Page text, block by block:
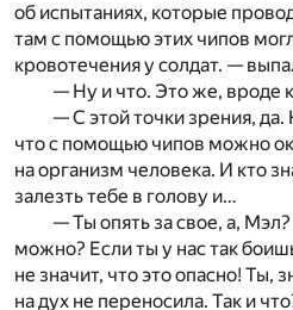
об испытаниях, которые
там с помощью этих чипов
кровотечения у солдат. —
— Ну и что. Это же, вроде
— С этой точки зрения, да.
что с помощью чипов можно
на организм человека. И кто
залезть тебе в голову и…
— Ты опять за свое, а,
можно? Если ты у нас так
не значит, что это опасно! Ты,
на дух не переносила. Так и